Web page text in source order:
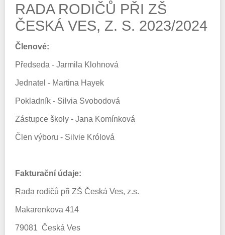
RADA RODIČŮ PŘI ZŠ
ČESKÁ VES, Z. S. 2023/2024
Členové:
Předseda - Jarmila Klohnová
Jednatel - Martina Hayek
Pokladník - Silvia Svobodová
Zástupce školy - Jana Komínková
Člen výboru - Silvie Królová
Fakturační údaje:
Rada rodičů při ZŠ Česká Ves, z.s.
Makarenkova 414
79081 Česká Ves